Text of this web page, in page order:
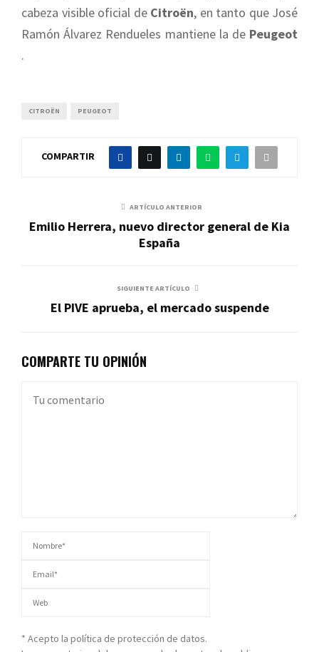
cabeza visible oficial de Citroën, en tanto que José
Ramón Álvarez Rendueles mantiene la de Peugeot
.
CITROËN PEUGEOT
COMPARTIR
ARTÍCULO ANTERIOR
Emilio Herrera, nuevo director general de Kia
España
SIGUIENTE ARTÍCULO
El PIVE aprueba, el mercado suspende
COMPARTE TU OPINIÓN
* Acepto la política de protección de datos.